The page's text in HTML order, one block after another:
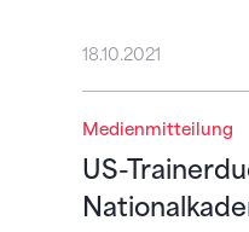
18.10.2021
Medienmitteilung
US-
US-